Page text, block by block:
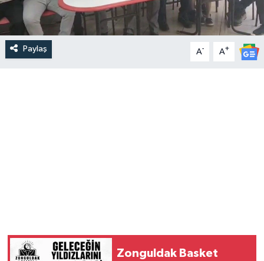
Paylaş A- A+
Zonguldak Basket